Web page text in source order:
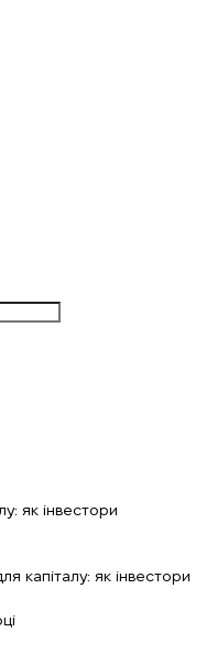
капіталу: як інвестори